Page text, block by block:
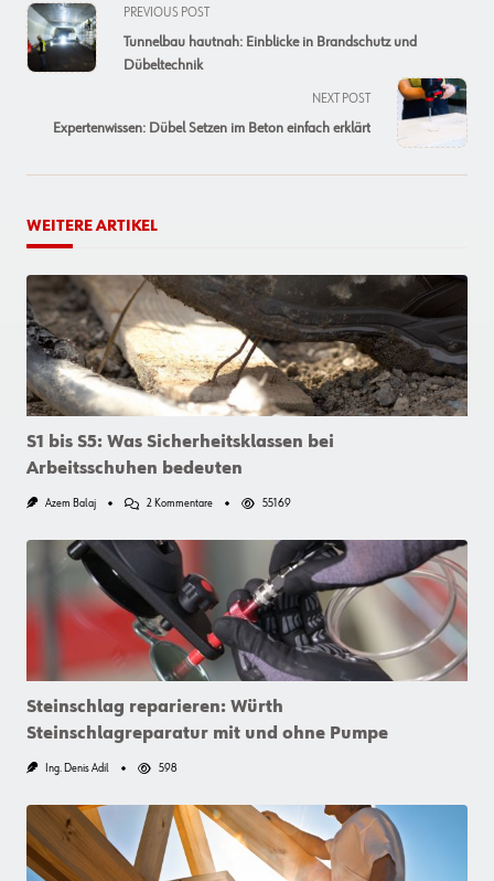
<span
class="nav-
subtitle
PREVIOUS POST
Tunnelbau hautnah: Einblicke in Brandschutz und
Dübeltechnik
NEXT POST
Expertenwissen: Dübel Setzen im Beton einfach erklärt
WEITERE ARTIKEL
S1 bis S5: Was Sicherheitsklassen bei
Arbeitsschuhen bedeuten
Azem Balaj 2 KommentareZu
Sicherheitsklassen
Bei
Arbeitsschuhen
Bedeuten
55169
Steinschlag reparieren: Würth
Steinschlagreparatur mit und ohne Pumpe
Ing. Denis Adil 598